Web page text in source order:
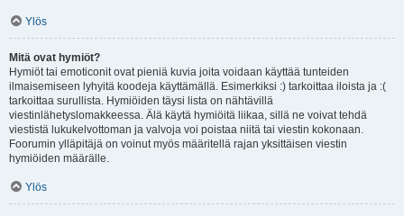
Ylös
Mitä ovat hymiöt?
Hymiöt tai emoticonit ovat pieniä kuvia joita voidaan käyttää tunteiden
ilmaisemiseen lyhyitä koodeja käyttämällä. Esimerkiksi :) tarkoittaa iloista ja :(
tarkoittaa surullista. Hymiöiden täysi lista on nähtävillä
viestinlähetyslomakkeessa. Älä käytä hymiöitä liikaa, sillä ne voivat tehdä
viestistä lukukelvottoman ja valvoja voi poistaa niitä tai viestin kokonaan.
Foorumin ylläpitäjä on voinut myös määritellä rajan yksittäisen viestin
hymiöiden määrälle.
Ylös